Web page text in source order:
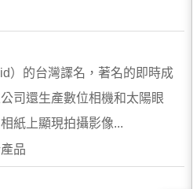
）的台灣譯名，著名的即時成
司還生產數位相機和太陽眼
紙上顯現拍攝影像...
品